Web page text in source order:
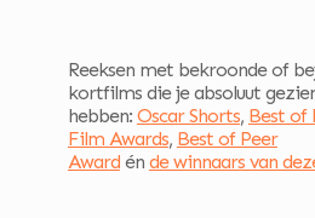
Reeksen met bekroonde of
kortfilms die je absoluut
hebben: Oscar Shorts, Best of
Film Awards, Best of Peer
Awardén de winnaars van